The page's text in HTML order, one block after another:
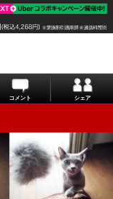
コメント シェア